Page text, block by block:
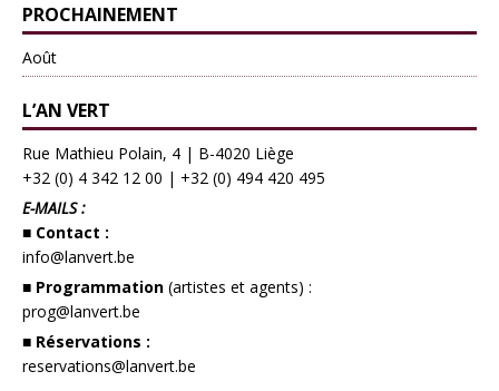
PROCHAINEMENT
Août
L’AN VERT
Rue Mathieu Polain, 4 | B-4020 Liège
+32 (0) 4 342 12 00 | +32 (0) 494 420 495
E-MAILS :
■ Contact :
info@lanvert.be
■ Programmation (artistes et agents) :
prog@lanvert.be
■ Réservations :
reservations@lanvert.be